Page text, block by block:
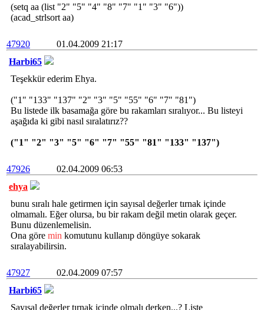
(setq aa (list "2" "5" "4" "8" "7" "1" "3" "6"))
(acad_strlsort aa)
47920
01.04.2009 21:17
Harbi65
Teşekkür ederim Ehya.
("1" "133" "137" "2" "3" "5" "55" "6" "7" "81")
Bu listede ilk basamağa göre bu rakamları sıralıyor... Bu listeyi
aşağıda ki gibi nasıl sıralatırız??
("1" "2" "3" "5" "6" "7" "55" "81" "133" "137")
47926
02.04.2009 06:53
ehya
bunu sıralı hale getirmen için sayısal değerler tırnak içinde
olmamalı. Eğer olursa, bu bir rakam değil metin olarak geçer.
Bunu düzenlemelisin.
Ona göre min komutunu kullanıp döngüye sokarak
sıralayabilirsin.
47927
02.04.2009 07:57
Harbi65
Sayısal değerler tırnak içinde olmalı derken...? Liste